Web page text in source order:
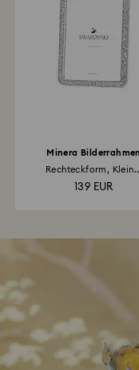
Minera Bilderrahmen
Rechteckform,
139 EUR